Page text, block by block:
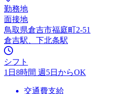
勤務地
面接地
鳥取県倉吉市福庭町2-51
倉吉駅、下北条駅
シフト
1日8時間 週5日からOK
交通費支給